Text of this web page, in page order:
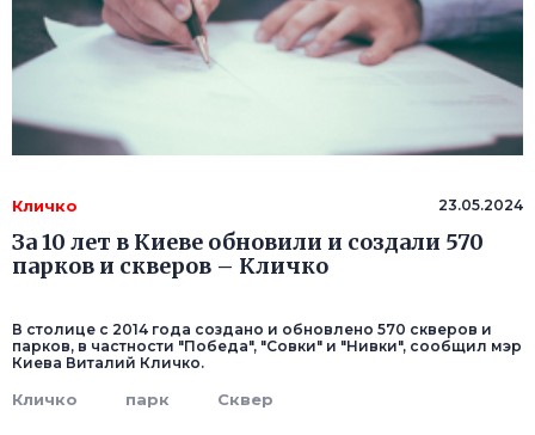
Кличко 23.05.2024
За 10 лет в Киеве обновили и создали 570
парков и скверов – Кличко
В столице с 2014 года создано и обновлено 570 скверов и
парков, в частности "Победа", "Совки" и "Нивки", сообщил мэр
Киева Виталий Кличко.
Кличко парк Сквер